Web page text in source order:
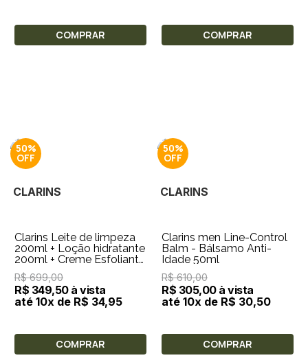
COMPRAR COMPRAR
50%
CLARINS
Clarins Leite de limpeza
200ml + Loção hidratante
200ml + Creme Esfoliante
15ml + Nécessaire
R$ 699,00
R$ 349,50 à vista
até 10x de R$ 34,95
COMPRAR
50%
CLARINS
Clarins men Line-Control
Balm - Bálsamo Anti-
Idade 50ml
R$ 610,00
R$ 305,00 à vista
até 10x de R$ 30,50
COMPRAR